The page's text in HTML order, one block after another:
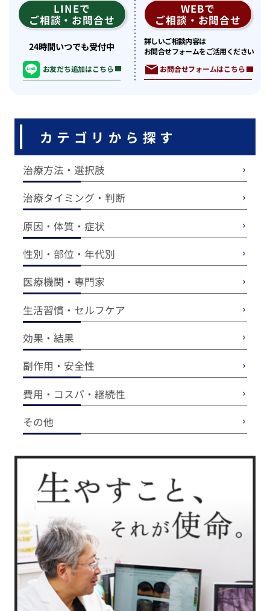
LINEで
ご相談・お問合せ
24時間いつでも受付中
お友だち追加はこちら
WEBで
ご相談・お問合せ
詳しいご相談内容は
お問合せフォームをご活用ください
お問合せフォームはこちら
カテゴリから探す
治療方法・選択肢
治療タイミング・判断
原因・体質・症状
性別・部位・年代別
医療機関・専門家
生活習慣・セルフケア
効果・結果
副作用・安全性
費用・コスパ・継続性
その他